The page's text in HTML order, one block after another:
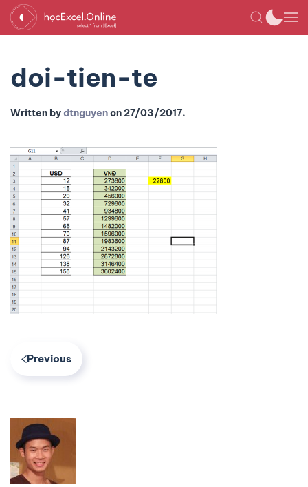
doi-tien-te
Written bydtnguyenon27/03/2017.
Previous